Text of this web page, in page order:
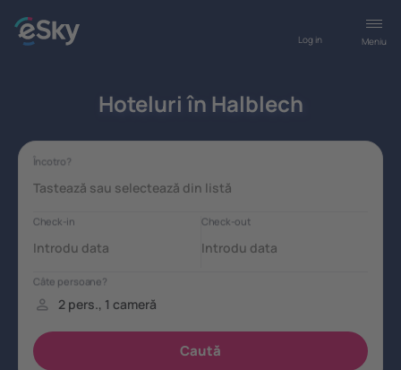
Meniu
Log in
Hoteluri în Halblech